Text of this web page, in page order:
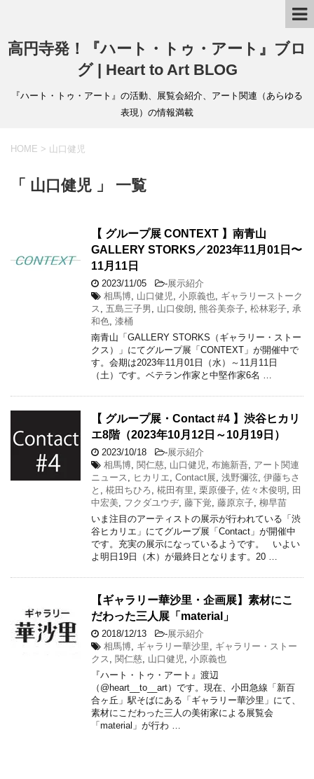
高円寺発！『ハート・トゥ・アート』ブロ
グ | Heart to Art BLOG
『ハート・トゥ・アート』の活動、展覧会紹介、アート関連（あらゆる
表現）の情報満載
HOME > 山口健児
「 山口健児 」 一覧
【 グループ展 CONTEXT 】南青山
GALLERY STORKS／2023年11月01日〜
11月11日
2023/11/05 -展示紹介
相馬博 山口健児 小原義也 ギャラリーストーク
ス
五島三子男 山口俊朗 熊谷美奈子 松林彩子 承
和色 漆桶
南青山「GALLERY STORKS（ギャラリー・ストー
クス）」にてグループ展「CONTEXT」が開催中で
す。会期は2023年11月01日（水）～11月11日
（土）です。ベテラン作家と中堅作家6名 …
【 グループ展・Contact #4 】渋谷ヒカリ
エ8階（2023年10月12日～10月19日）
2023/10/18 -展示紹介
相馬博 関仁慈 山口健児 布施新吾 アート関連
ニュース
ヒカリエ Contact展 浅野彌弦 伊藤ちさ
と
椛田ちひろ 椛田有里 栗原優子 佐々木俊明
田
中宏美
フクダユウヂ 藤下覚 藤原京子 柳早苗
いま注目のアーティストの展示が行われている「渋
谷ヒカリエ」にてグループ展「Contact」が開催中
です。充実の展示になっているようです。 いよい
よ明日19日（木）が最終日となります。20 …
【ギャラリー華沙里・企画展】素材にこ
だわった三人展「material」
2018/12/13 -展示紹介
相馬博 ギャラリー華沙里
ギャラリー・ストー
クス
関仁慈 山口健児
小原義也
『ハート・トゥ・アート』渡辺
（@heart__to__art）です。現在、小田急線「新百
合ヶ丘」駅そばにある「ギャラリー華沙里」にて、
素材にこだわった三人の美術家による展覧会
「material」が行わ …